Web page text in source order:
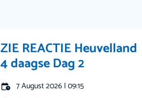
ZIE REACTIE Heuvelland
4 daagse Dag 2
7 August 2026 | 09:15